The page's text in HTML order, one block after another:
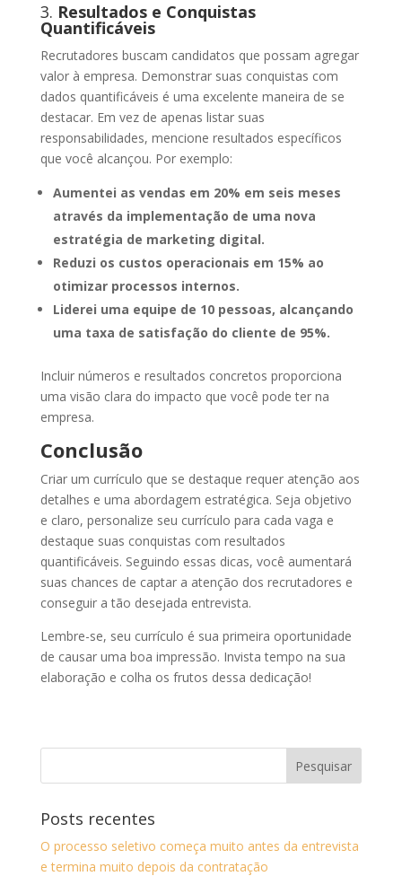
3. Resultados e Conquistas
Quantificáveis
Recrutadores buscam candidatos que possam agregar
valor à empresa. Demonstrar suas conquistas com
dados quantificáveis é uma excelente maneira de se
destacar. Em vez de apenas listar suas
responsabilidades, mencione resultados específicos
que você alcançou. Por exemplo:
Aumentei as vendas em 20% em seis meses
através da implementação de uma nova
estratégia de marketing digital.
Reduzi os custos operacionais em 15% ao
otimizar processos internos.
Liderei uma equipe de 10 pessoas, alcançando
uma taxa de satisfação do cliente de 95%.
Incluir números e resultados concretos proporciona
uma visão clara do impacto que você pode ter na
empresa.
Conclusão
Criar um currículo que se destaque requer atenção aos
detalhes e uma abordagem estratégica. Seja objetivo
e claro, personalize seu currículo para cada vaga e
destaque suas conquistas com resultados
quantificáveis. Seguindo essas dicas, você aumentará
suas chances de captar a atenção dos recrutadores e
conseguir a tão desejada entrevista.
Lembre-se, seu currículo é sua primeira oportunidade
de causar uma boa impressão. Invista tempo na sua
elaboração e colha os frutos dessa dedicação!
Posts recentes
O processo seletivo começa muito antes da entrevista
e termina muito depois da contratação